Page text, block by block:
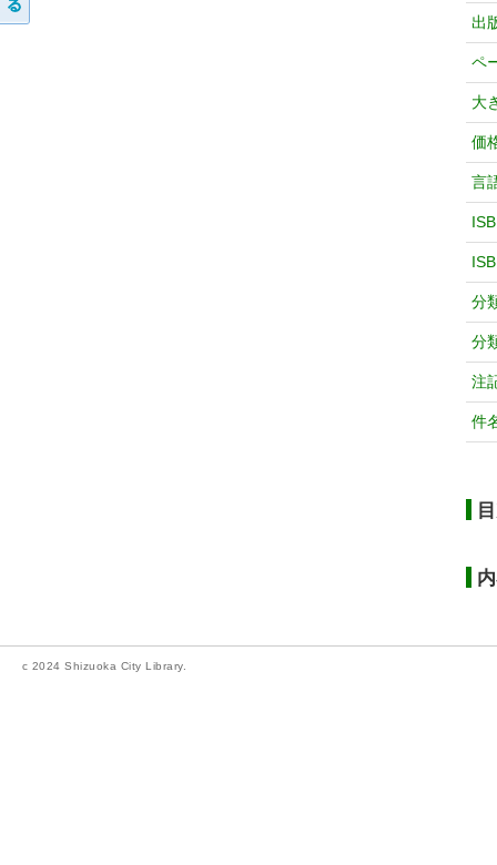
出
ペ
大
価
言
分
分
注
件
c 2024 Shizuoka City Library.